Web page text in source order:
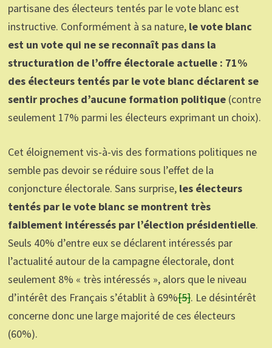
partisane des électeurs tentés par le vote blanc est
instructive. Conformément à sa nature, le vote blanc
est un vote qui ne se reconnaît pas dans la
structuration de l’offre électorale actuelle : 71%
des électeurs tentés par le vote blanc déclarent se
sentir proches d’aucune formation politique (contre
seulement 17% parmi les électeurs exprimant un choix).
Cet éloignement vis-à-vis des formations politiques ne
semble pas devoir se réduire sous l’effet de la
conjoncture électorale. Sans surprise, les électeurs
tentés par le vote blanc se montrent très
faiblement intéressés par l’élection présidentielle.
Seuls 40% d’entre eux se déclarent intéressés par
l’actualité autour de la campagne électorale, dont
seulement 8% « très intéressés », alors que le niveau
d’intérêt des Français s’établit à 69%[5]. Le désintérêt
concerne donc une large majorité de ces électeurs
(60%).